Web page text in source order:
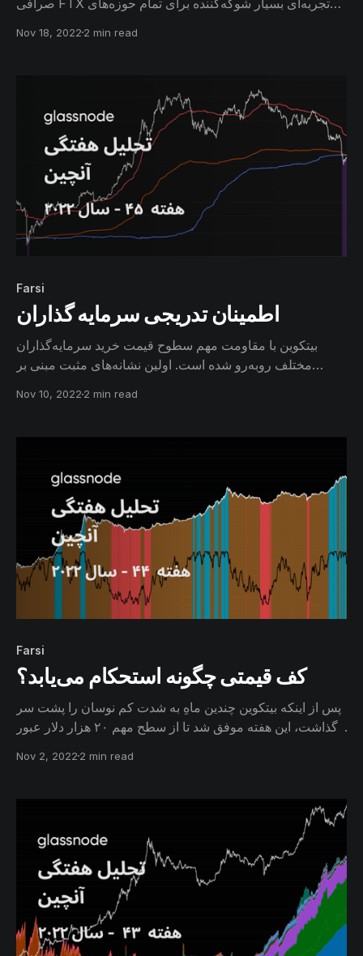
نقدینگی FTX، خروج سرمایه کاربران از صرافی‌ها و همچنین به
Nov 18, 2022 2 min read
Farsi
اطمینان تدریجی سرمایه گذاران
بیتکوین با مقاومت مهم سطوح قیمت خرید سرمایه‌گذاران
مختلف روبه‌رو شده است. اولین نشانه‌های مثبت مبنی بر
سرمایه‌گذاران مختلف در تلاقی یک‌دیگر قرار دارند و به تدریج
Nov 10, 2022 2 min read
Farsi
کف قیمتی چگونه استحکام می‌یابد؟
پس از اینکه بیتکوین چندین ماهِ به شدت کم نوسان را پشت سر
گذاشت، این هفته موفق شد تا از سطح مهم ۲۰ هزار دلار عبور
تشابه آن را با چرخه‌های قبل بررسی می‌کنیم. همچنین به
Nov 2, 2022 2 min read